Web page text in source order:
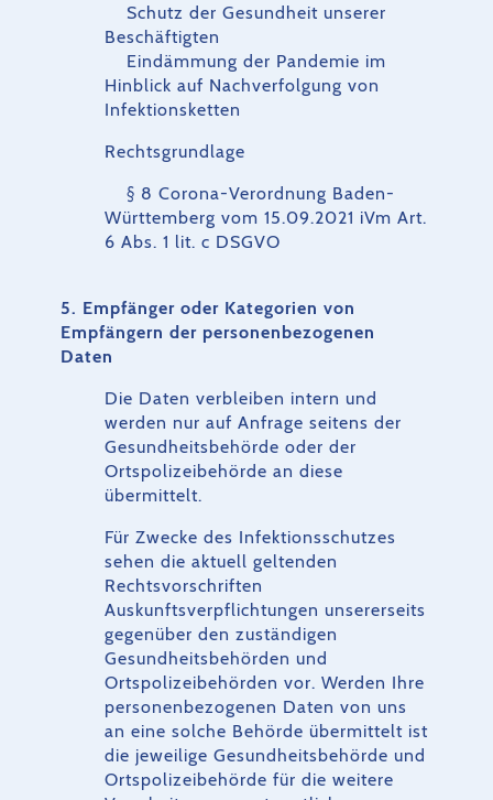
Schutz der Gesundheit unserer
Beschäftigten
Eindämmung der Pandemie im
Hinblick auf Nachverfolgung von
Infektionsketten
Rechtsgrundlage
§ 8 Corona-Verordnung Baden-
Württemberg vom 15.09.2021 iVm Art.
6 Abs. 1 lit. c DSGVO
5. Empfänger oder Kategorien von
Empfängern der personenbezogenen
Daten
Die Daten verbleiben intern und
werden nur auf Anfrage seitens der
Gesundheitsbehörde oder der
Ortspolizeibehörde an diese
übermittelt.
Für Zwecke des Infektionsschutzes
sehen die aktuell geltenden
Rechtsvorschriften
Auskunftsverpflichtungen unsererseits
gegenüber den zuständigen
Gesundheitsbehörden und
Ortspolizeibehörden vor. Werden Ihre
personenbezogenen Daten von uns
an eine solche Behörde übermittelt ist
die jeweilige Gesundheitsbehörde und
Ortspolizeibehörde für die weitere